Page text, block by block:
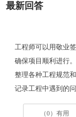
最新回答
工程师可以用敬业
确保项目顺利进行。
整理各种工程规范
记录工程中遇到的
（0）有用